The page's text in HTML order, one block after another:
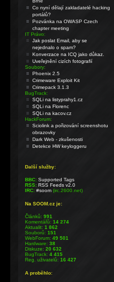
Co nyní dělají zakladatelé hacking
portálů?
Pozvánka na OWASP Czech
chapter meeting
IT Právo:
Jak poslat Email, aby se
nejednalo o spam?
Konverzace na ICQ jako důkaz.
Uveřejnění cizích fotografií
Soubory:
Phoenix 2.5
Crimeware Exploit Kit
Crimepack 3.1.3
BugTrack:
SQLi na listyprahy1.cz
SQLi na Florenc
SQLi na kacov.cz
HackForum:
Sciolink a pořizování screenshotu
obrazovky
Dark Web - zkušenosti
Detekce HW keyloggeru
Další služby:
BBC: Supported Tags
RSS: RSS Feeds v2.0
IRC: #soom(irc.2600.net)
Na SOOM.cz je:
Článků:991
Komentářů:14 274
Aktualit:1 862
Souborů:151
WebForum:49 501
Hardware:38
Diskuze:20 632
BugTrack:4 415
Reg. uživatelů:16 427
A proběhlo: